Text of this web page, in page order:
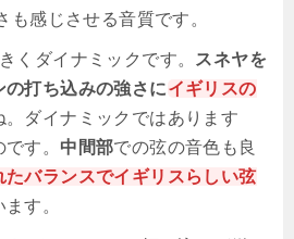
も感じさせる音質です。
くダイナミックです。 スネヤを
打ち込みの強さにイギリスの
。ダイナミックではあります
す。 中間部での弦の音色も良
たバランスでイギリスらしい弦
す。